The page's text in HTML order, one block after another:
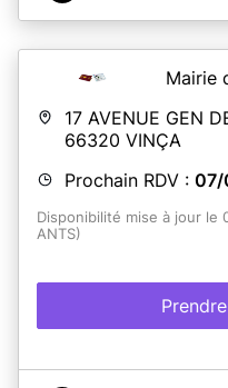
Mairie
17 AVENUE GEN
66320 VINÇA
Prochain RDV : 07/
Disponibilité mise à jour le
ANTS)